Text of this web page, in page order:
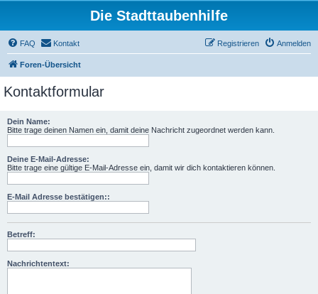
Die Stadttaubenhilfe
FAQ Kontakt Anmelden
Registrieren
Foren-Übersicht
Kontaktformular
Dein Name:
Bitte trage deinen Namen ein, damit deine Nachricht zugeordnet werden kann.
Deine E-Mail-Adresse:
Bitte trage eine gültige E-Mail-Adresse ein, damit wir dich kontaktieren können.
E-Mail Adresse bestätigen::
Betreff:
Nachrichtentext: